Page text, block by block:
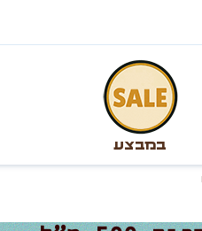
במבצע